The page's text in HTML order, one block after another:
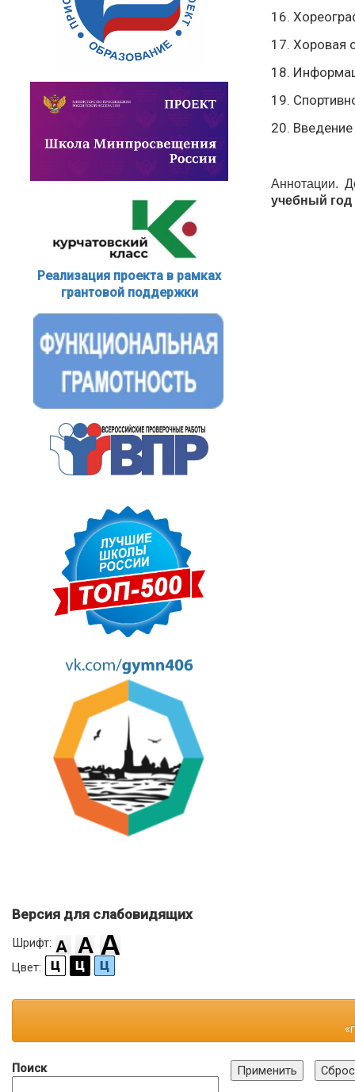
Реализация проекта в рамках
грантовой поддержки
16.
17. Хоровая
18.
19.
20.
Аннотации.
учебный год
Версия для слабовидящих
Шрифт:
Цвет:
Поиск